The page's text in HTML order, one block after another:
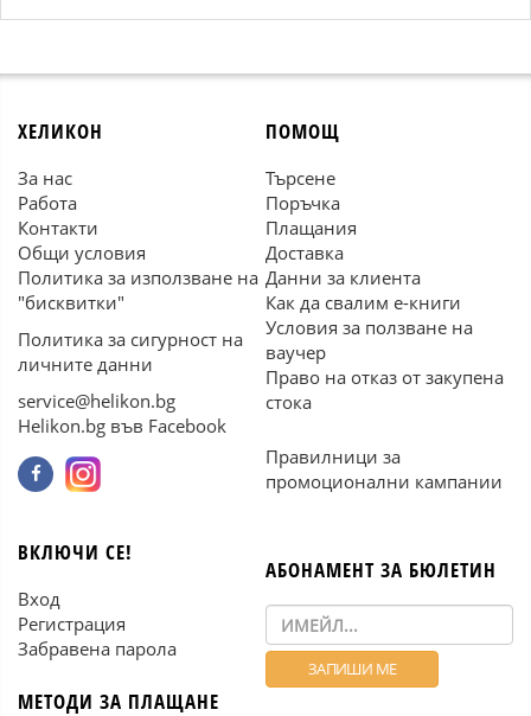
ХЕЛИКОН
За нас
Работа
Контакти
Общи условия
Политика за използване на
"бисквитки"
Политика за сигурност на
личните данни
service@helikon.bg
Helikon.bg във Facebook
ПОМОЩ
Търсене
Поръчка
Плащания
Доставка
Данни за клиента
Как да свалим е-книги
Условия за ползване на
ваучер
Право на отказ от закупена
стока
Правилници за
промоционални кампании
ВКЛЮЧИ СЕ!
Вход
Регистрация
Забравена парола
МЕТОДИ ЗА ПЛАЩАНЕ
АБОНАМЕНТ ЗА БЮЛЕТИН